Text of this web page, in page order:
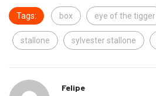
Tags: box eye of the tigger
stallone sylvester stallone
Felipe